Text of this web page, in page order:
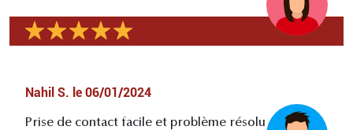
Nahil S. le 06/01/2024
Prise de contact facile et problème résolu